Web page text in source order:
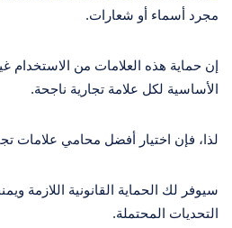
مجرد أسماء أو شعارات.
إن حماية هذه العلامات من الاستخدام
الأساسية لكل علامة تجارية ناجحة.
لذا، فإن اختيار أفضل محامي علامات
سيوفر لك الحماية القانونية اللازمة
التحديات المحتملة.